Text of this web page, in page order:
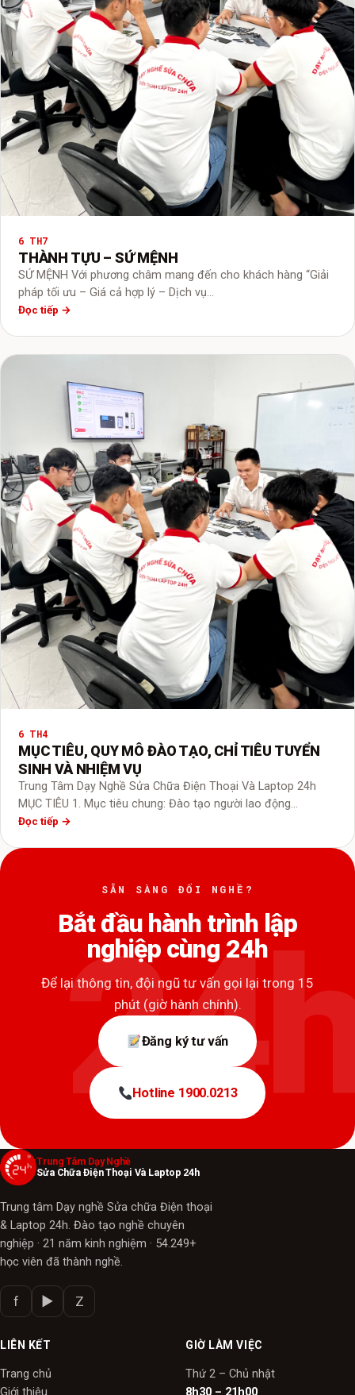
6 TH7
THÀNH TỰU – SỨ MỆNH
SỨ MỆNH Với phương châm mang đến cho khách hàng “Giải
pháp tối ưu – Giá cả hợp lý – Dịch vụ…
Đọc tiếp →
6 TH4
MỤC TIÊU, QUY MÔ ĐÀO TẠO, CHỈ TIÊU TUYỂN
SINH VÀ NHIỆM VỤ
Trung Tâm Dạy Nghề Sửa Chữa Điện Thoại Và Laptop 24h
MỤC TIÊU 1. Mục tiêu chung: Đào tạo người lao động…
Đọc tiếp →
SẴN SÀNG ĐỔI NGHỀ?
Bắt đầu hành trình lập
nghiệp cùng 24h
Để lại thông tin, đội ngũ tư vấn gọi lại trong 15
phút (giờ hành chính).
Đăng ký tư vấn
Hotline 1900.0213
Trung Tâm Dạy Nghề
Sửa Chữa Điện Thoại Và Laptop 24h
Trung tâm Dạy nghề Sửa chữa Điện thoại
& Laptop 24h. Đào tạo nghề chuyên
nghiệp · 21 năm kinh nghiệm · 54.249+
học viên đã thành nghề.
f ▶ Z
LIÊN KẾT
Trang chủ
Giới thiệu
GIỜ LÀM VIỆC
Thứ 2 – Chủ nhật
8h30 – 21h00